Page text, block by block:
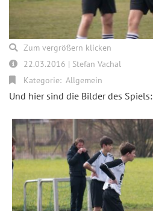
Und hier sind die Bilder des Spiels:
Zum vergrößern klicken
22.03.2016 | Stefan Vachal
Kategorie: Allgemein